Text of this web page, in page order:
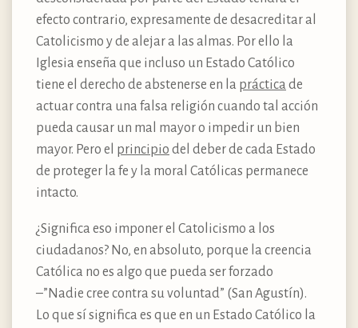
efecto contrario, expresamente de desacreditar al
Catolicismo y de alejar a las almas. Por ello la
Iglesia enseña que incluso un Estado Católico
tiene el derecho de abstenerse en la práctica de
actuar contra una falsa religión cuando tal acción
pueda causar un mal mayor o impedir un bien
mayor. Pero el principio del deber de cada Estado
de proteger la fe y la moral Católicas permanece
intacto.
¿Significa eso imponer el Catolicismo a los
ciudadanos? No, en absoluto, porque la creencia
Católica no es algo que pueda ser forzado
–”Nadie cree contra su voluntad” (San Agustín).
Lo que sí significa es que en un Estado Católico la